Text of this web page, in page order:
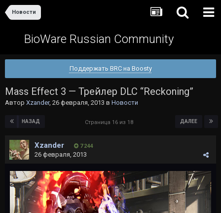
Новости
BioWare Russian Community
Поддержать BRC на Boosty
Mass Effect 3 — Трейлер DLC “Reckoning”
Автор Xzander, 26 февраля, 2013 в Новости
НАЗАД ДАЛЕЕ
Страница 16 из 18
Xzander 7 244
26 февраля, 2013